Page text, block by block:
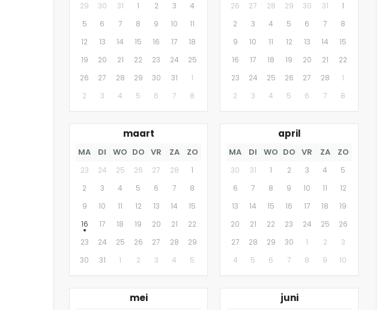
29 30 31 1 2 3
4
5
6 7 8 9 10
11
12
13 14 15 16 17
18
19
20 21 22 23 24
25
26
27 28 29 30 31
1
2
3 4 5 6 7 8
26 27 28 29 30 31
1
2
3 4 5 6 7
8
9
10 11 12 13 14
15
16
17 18 19 20 21
22
23
24 25 26 27 28
1
2
3 4 5 6 7 8
maart
MA DI WO DO VR ZA ZO
23 24 25 26 27 28
1
2
3 4 5 6 7
8
9
10 11 12 13 14
15
16
17 18 19 20 21
22
23
24 25 26 27 28
29
30
31 1 2 3 4 5
april
MA DI WO DO VR ZA ZO
30 31 1 2 3 4
5
6
7 8 9 10 11
12
13
14 15 16 17 18
19
20
21 22 23 24 25
26
27
28 29 30 1 2
3
4
5 6 7 8 9 10
mei juni